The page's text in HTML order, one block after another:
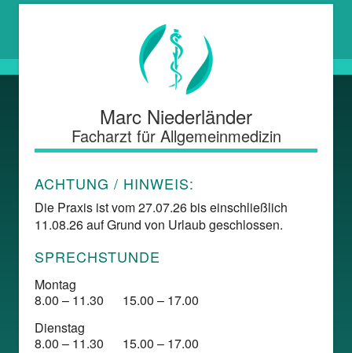
Marc Niederländer
Facharzt für Allgemeinmedizin
ACHTUNG / HINWEIS:
Die Praxis ist vom 27.07.26 bis einschließlich
11.08.26 auf Grund von Urlaub geschlossen.
SPRECHSTUNDE
Montag
8.00 – 11.30
15.00 – 17.00
Dienstag
8.00 – 11.30
15.00 – 17.00